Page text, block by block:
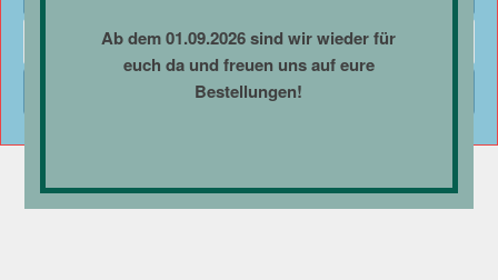
Ablehnen
Einstellungen anzeigen
Ähnliche Produkte
Ab dem 01.09.2026 sind wir wieder für
euch da und freuen uns auf eure
Bestellungen!